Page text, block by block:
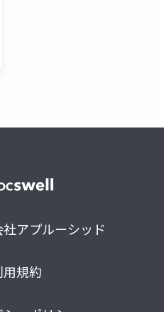
アプルーシッド
用規約